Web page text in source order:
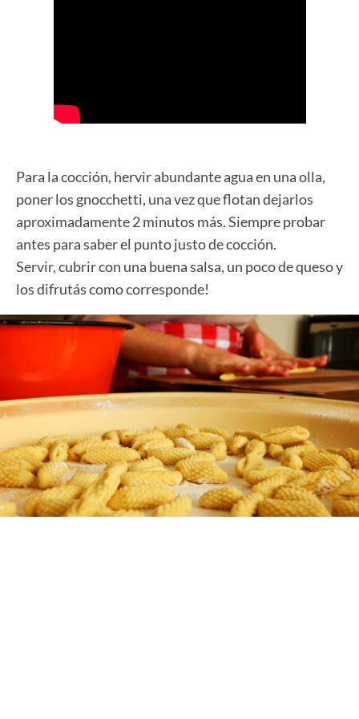
Para la cocción, hervir abundante agua en una olla,
poner los gnocchetti, una vez que flotan dejarlos
aproximadamente 2 minutos más. Siempre probar
antes para saber el punto justo de cocción.
Servir, cubrir con una buena salsa, un poco de queso y
los difrutás como corresponde!